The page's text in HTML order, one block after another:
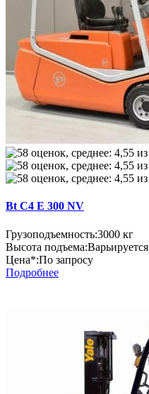
Bt C4 E 300 NV
Грузоподъемность:3000 кг
Высота подъема:Варьируется
Цена*:По запросу
Подробнее